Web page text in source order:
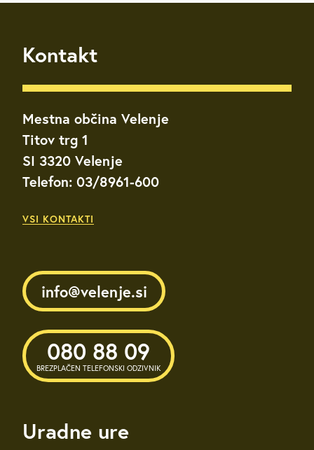
Kontakt
Mestna občina Velenje
Titov trg 1
SI 3320 Velenje
Telefon: 03/8961-600
VSI KONTAKTI
info@velenje.si
080 88 09
BREZPLAČEN TELEFONSKI ODZIVNIK
Uradne ure